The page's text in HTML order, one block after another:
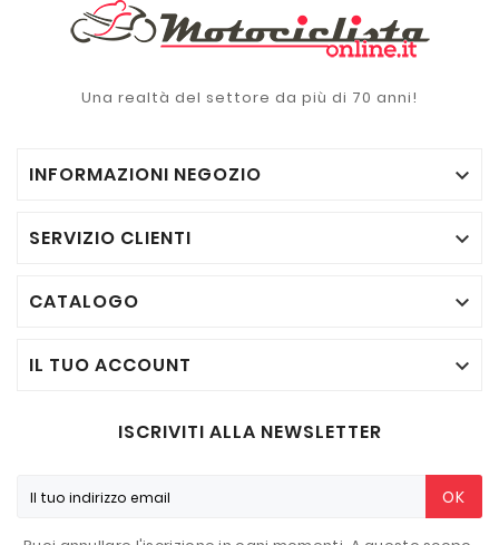
Una realtà del settore da più di 70 anni!
INFORMAZIONI NEGOZIO 
SERVIZIO CLIENTI 
CATALOGO 
IL TUO ACCOUNT 
ISCRIVITI ALLA NEWSLETTER
OK